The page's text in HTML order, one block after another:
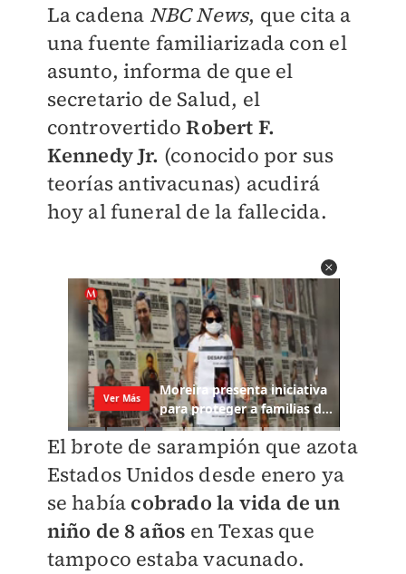
La cadena NBC News, que cita a
una fuente familiarizada con el
asunto, informa de que el
secretario de Salud, el
controvertidoRobert F.
Kennedy Jr. (conocido por sus
teorías antivacunas) acudirá
hoy al funeral de la fallecida.
El brote de sarampión que azota
Estados Unidos desde enero ya
se había cobrado la vida de un
niño de 8 años en Texas que
tampoco estaba vacunado.